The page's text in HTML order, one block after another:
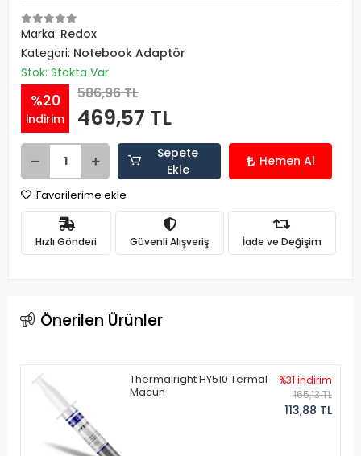
Marka: Redox
Kategori: Notebook Adaptör
Stok: Stokta Var
%20
indirim
586,96 TL
469,57 TL
Sepete
Ekle
Hemen Al
Favorilerime ekle
Hızlı Gönderi Güvenli Alışveriş İade ve Değişim
Önerilen Ürünler
Thermalright HY510 Termal
Macun
%31 indirim
165,13 TL
113,88 TL